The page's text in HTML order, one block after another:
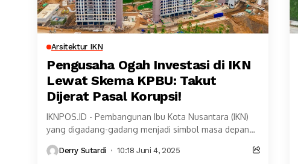
Arsitektur IKN
Pengusaha Ogah Investasi di IKN
Lewat Skema KPBU: Takut
Dijerat Pasal Korupsi!
IKNPOS.ID - Pembangunan Ibu Kota Nusantara (IKN)
yang digadang-gadang menjadi simbol masa depan
serius, terutama dalam hal pendanaan...
Derry Sutardi 10:18 Juni 4, 2025